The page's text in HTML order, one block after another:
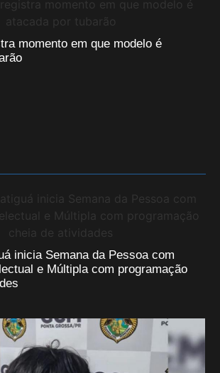
momento em que modelo é
inicia Semana da Pessoa com
e Múltipla com programação